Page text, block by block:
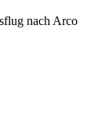
nach Arco